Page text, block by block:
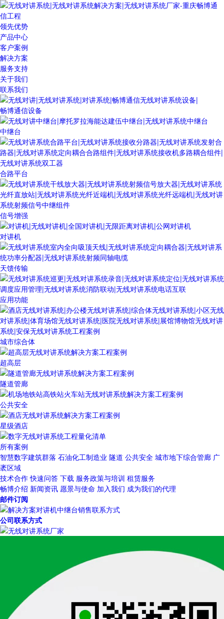
领先优势
产品中心
客户案例
解决方案
服务支持
关于我们
联系我们
畅博通信设备
中继台
合路平台
信号增强
对讲机
天馈传输
应用功能
城市综合体
超高层
隧道管廊
公共安全
星级酒店
所有案例
智慧数字建筑群落 石油化工制造业 隧道 公共安全 城市地下综合管廊 广
袤区域
技术合作 快速问答 下载 服务政策与培训 租赁服务
畅博介绍 新闻资讯 愿景与使命 加入我们 成为我们的代理
邮件订阅
公司联系方式